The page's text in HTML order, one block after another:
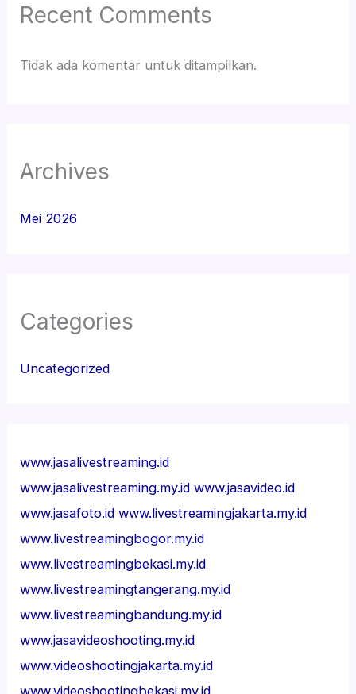
Recent Comments
Tidak ada komentar untuk ditampilkan.
Archives
Mei 2026
Categories
Uncategorized
www.jasalivestreaming.id
www.jasalivestreaming.my.id www.jasavideo.id
www.jasafoto.id www.livestreamingjakarta.my.id
www.livestreamingbogor.my.id
www.livestreamingbekasi.my.id
www.livestreamingtangerang.my.id
www.livestreamingbandung.my.id
www.jasavideoshooting.my.id
www.videoshootingjakarta.my.id